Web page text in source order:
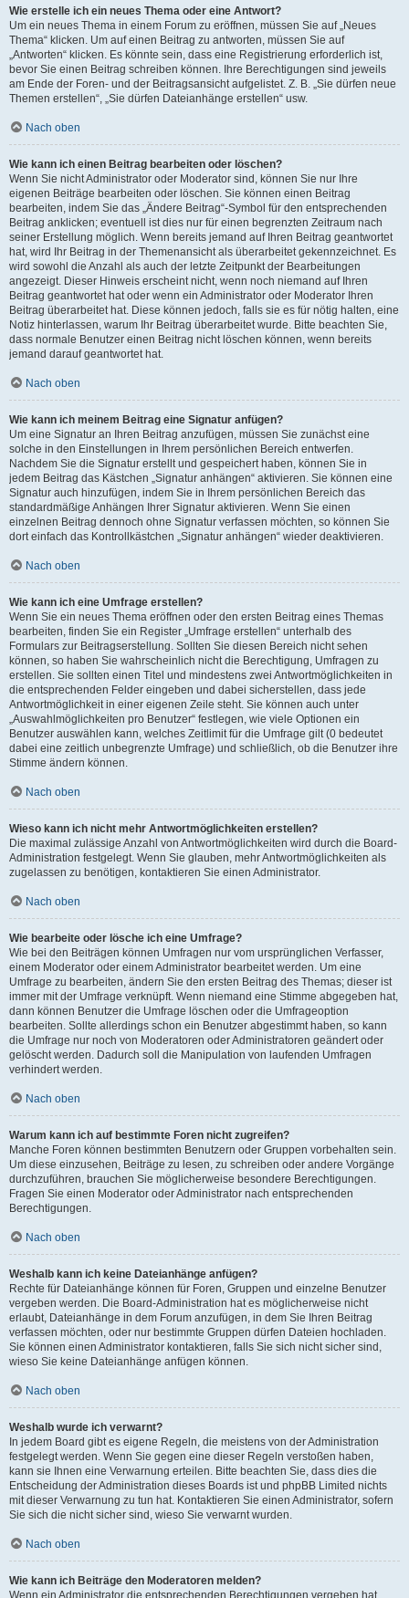
Wie erstelle ich ein neues Thema oder eine Antwort?
Um ein neues Thema in einem Forum zu eröffnen, müssen Sie auf „Neues
Thema“ klicken. Um auf einen Beitrag zu antworten, müssen Sie auf
„Antworten“ klicken. Es könnte sein, dass eine Registrierung erforderlich ist,
bevor Sie einen Beitrag schreiben können. Ihre Berechtigungen sind jeweils
am Ende der Foren- und der Beitragsansicht aufgelistet. Z. B. „Sie dürfen neue
Themen erstellen“, „Sie dürfen Dateianhänge erstellen“ usw.
Nach oben
Wie kann ich einen Beitrag bearbeiten oder löschen?
Wenn Sie nicht Administrator oder Moderator sind, können Sie nur Ihre
eigenen Beiträge bearbeiten oder löschen. Sie können einen Beitrag
bearbeiten, indem Sie das „Ändere Beitrag“-Symbol für den entsprechenden
Beitrag anklicken; eventuell ist dies nur für einen begrenzten Zeitraum nach
seiner Erstellung möglich. Wenn bereits jemand auf Ihren Beitrag geantwortet
hat, wird Ihr Beitrag in der Themenansicht als überarbeitet gekennzeichnet. Es
wird sowohl die Anzahl als auch der letzte Zeitpunkt der Bearbeitungen
angezeigt. Dieser Hinweis erscheint nicht, wenn noch niemand auf Ihren
Beitrag geantwortet hat oder wenn ein Administrator oder Moderator Ihren
Beitrag überarbeitet hat. Diese können jedoch, falls sie es für nötig halten, eine
Notiz hinterlassen, warum Ihr Beitrag überarbeitet wurde. Bitte beachten Sie,
dass normale Benutzer einen Beitrag nicht löschen können, wenn bereits
jemand darauf geantwortet hat.
Nach oben
Wie kann ich meinem Beitrag eine Signatur anfügen?
Um eine Signatur an Ihren Beitrag anzufügen, müssen Sie zunächst eine
solche in den Einstellungen in Ihrem persönlichen Bereich entwerfen.
Nachdem Sie die Signatur erstellt und gespeichert haben, können Sie in
jedem Beitrag das Kästchen „Signatur anhängen“ aktivieren. Sie können eine
Signatur auch hinzufügen, indem Sie in Ihrem persönlichen Bereich das
standardmäßige Anhängen Ihrer Signatur aktivieren. Wenn Sie einen
einzelnen Beitrag dennoch ohne Signatur verfassen möchten, so können Sie
dort einfach das Kontrollkästchen „Signatur anhängen“ wieder deaktivieren.
Nach oben
Wie kann ich eine Umfrage erstellen?
Wenn Sie ein neues Thema eröffnen oder den ersten Beitrag eines Themas
bearbeiten, finden Sie ein Register „Umfrage erstellen“ unterhalb des
Formulars zur Beitragserstellung. Sollten Sie diesen Bereich nicht sehen
können, so haben Sie wahrscheinlich nicht die Berechtigung, Umfragen zu
erstellen. Sie sollten einen Titel und mindestens zwei Antwortmöglichkeiten in
die entsprechenden Felder eingeben und dabei sicherstellen, dass jede
Antwortmöglichkeit in einer eigenen Zeile steht. Sie können auch unter
„Auswahlmöglichkeiten pro Benutzer“ festlegen, wie viele Optionen ein
Benutzer auswählen kann, welches Zeitlimit für die Umfrage gilt (0 bedeutet
dabei eine zeitlich unbegrenzte Umfrage) und schließlich, ob die Benutzer ihre
Stimme ändern können.
Nach oben
Wieso kann ich nicht mehr Antwortmöglichkeiten erstellen?
Die maximal zulässige Anzahl von Antwortmöglichkeiten wird durch die Board-
Administration festgelegt. Wenn Sie glauben, mehr Antwortmöglichkeiten als
zugelassen zu benötigen, kontaktieren Sie einen Administrator.
Nach oben
Wie bearbeite oder lösche ich eine Umfrage?
Wie bei den Beiträgen können Umfragen nur vom ursprünglichen Verfasser,
einem Moderator oder einem Administrator bearbeitet werden. Um eine
Umfrage zu bearbeiten, ändern Sie den ersten Beitrag des Themas; dieser ist
immer mit der Umfrage verknüpft. Wenn niemand eine Stimme abgegeben hat,
dann können Benutzer die Umfrage löschen oder die Umfrageoption
bearbeiten. Sollte allerdings schon ein Benutzer abgestimmt haben, so kann
die Umfrage nur noch von Moderatoren oder Administratoren geändert oder
gelöscht werden. Dadurch soll die Manipulation von laufenden Umfragen
verhindert werden.
Nach oben
Warum kann ich auf bestimmte Foren nicht zugreifen?
Manche Foren können bestimmten Benutzern oder Gruppen vorbehalten sein.
Um diese einzusehen, Beiträge zu lesen, zu schreiben oder andere Vorgänge
durchzuführen, brauchen Sie möglicherweise besondere Berechtigungen.
Fragen Sie einen Moderator oder Administrator nach entsprechenden
Berechtigungen.
Nach oben
Weshalb kann ich keine Dateianhänge anfügen?
Rechte für Dateianhänge können für Foren, Gruppen und einzelne Benutzer
vergeben werden. Die Board-Administration hat es möglicherweise nicht
erlaubt, Dateianhänge in dem Forum anzufügen, in dem Sie Ihren Beitrag
verfassen möchten, oder nur bestimmte Gruppen dürfen Dateien hochladen.
Sie können einen Administrator kontaktieren, falls Sie sich nicht sicher sind,
wieso Sie keine Dateianhänge anfügen können.
Nach oben
Weshalb wurde ich verwarnt?
In jedem Board gibt es eigene Regeln, die meistens von der Administration
festgelegt werden. Wenn Sie gegen eine dieser Regeln verstoßen haben,
kann sie Ihnen eine Verwarnung erteilen. Bitte beachten Sie, dass dies die
Entscheidung der Administration dieses Boards ist und phpBB Limited nichts
mit dieser Verwarnung zu tun hat. Kontaktieren Sie einen Administrator, sofern
Sie sich die nicht sicher sind, wieso Sie verwarnt wurden.
Nach oben
Wie kann ich Beiträge den Moderatoren melden?
Wenn ein Administrator die entsprechenden Berechtigungen vergeben hat,